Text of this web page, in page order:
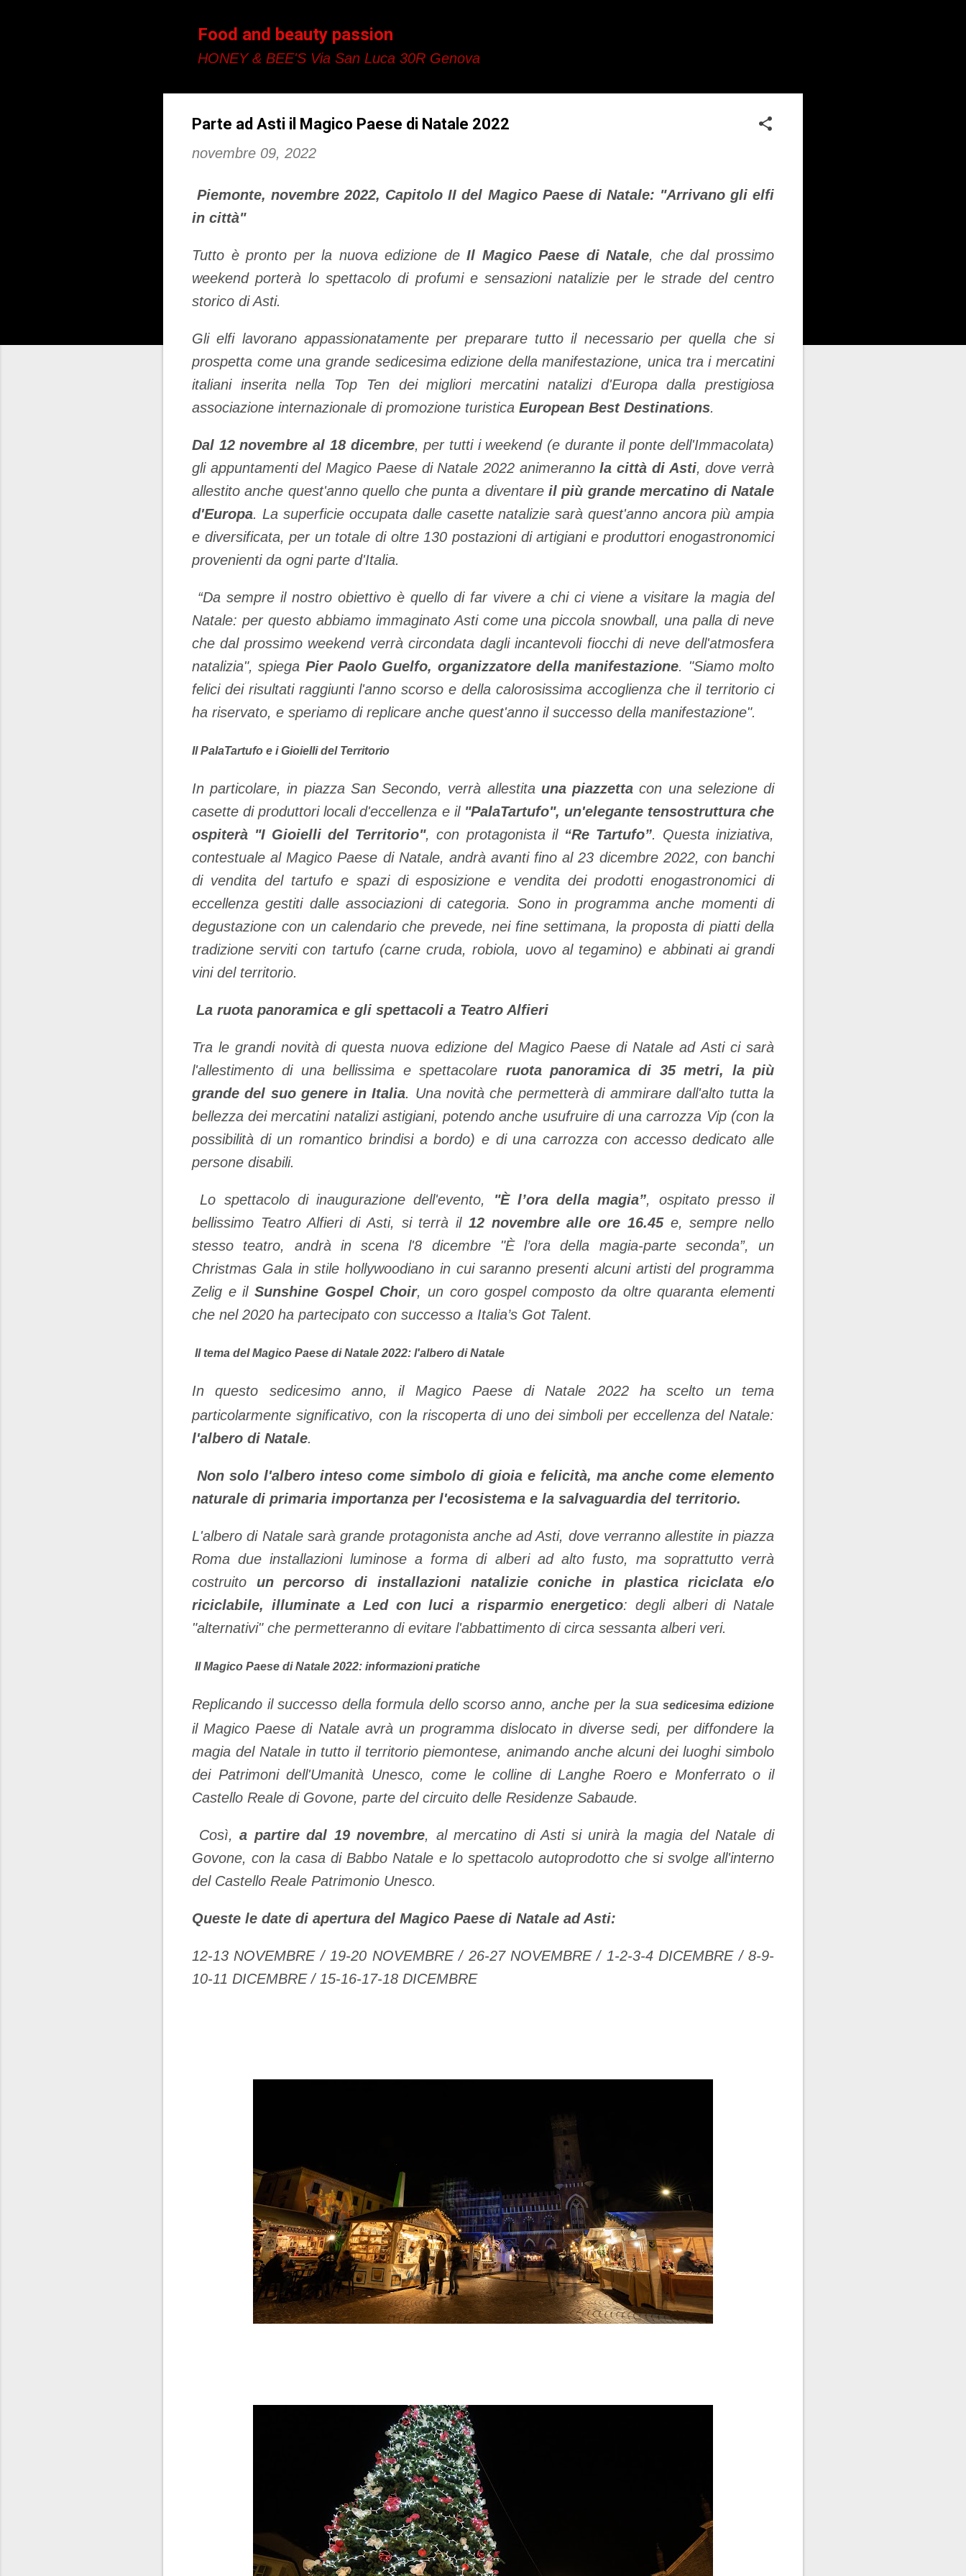
Food and beauty passion
HONEY & BEE'S Via San Luca 30R Genova
Parte ad Asti il Magico Paese di Natale 2022
novembre 09, 2022
Piemonte, novembre 2022, Capitolo II del Magico Paese di Natale: "Arrivano gli elfi
in città"
Tutto è pronto per la nuova edizione deIl Magico Paese di Natale, che dal prossimo
weekend porterà lo spettacolo di profumi e sensazioni natalizie per le strade del centro
storico di Asti.
Gli elfi lavorano appassionatamente per preparare tutto il necessario per quella che si
prospetta come una grande sedicesima edizione della manifestazione, unica tra i mercatini
italiani inserita nella Top Ten dei migliori mercatini natalizi d'Europa dalla prestigiosa
associazione internazionale di promozione turistica European Best Destinations.
Dal 12 novembre al 18 dicembre, per tutti i weekend (e durante il ponte dell'Immacolata)
gli appuntamenti del Magico Paese di Natale 2022 animerannola città di Asti, dove verrà
allestito anche quest'anno quello che punta a diventareil più grande mercatino di Natale
d'Europa. La superficie occupata dalle casette natalizie sarà quest'anno ancora più ampia
e diversificata, per un totale di oltre 130 postazioni di artigiani e produttori enogastronomici
provenienti da ogni parte d'Italia.
“Da sempre il nostro obiettivo è quello di far vivere a chi ci viene a visitare la magia del
Natale: per questo abbiamo immaginato Asti come una piccola snowball, una palla di neve
che dal prossimo weekend verrà circondata dagli incantevoli fiocchi di neve dell'atmosfera
natalizia", spiega Pier Paolo Guelfo, organizzatore della manifestazione. "Siamo molto
felici dei risultati raggiunti l'anno scorso e della calorosissima accoglienza che il territorio ci
ha riservato, e speriamo di replicare anche quest'anno il successo della manifestazione".
Il PalaTartufo e i Gioielli del Territorio
In particolare, in piazza San Secondo, verrà allestita una piazzetta con una selezione di
casette di produttori locali d'eccellenza e il"PalaTartufo", un'elegante tensostruttura che
ospiterà "I Gioielli del Territorio", con protagonista il “Re Tartufo”. Questa iniziativa,
contestuale al Magico Paese di Natale, andrà avanti fino al 23 dicembre 2022, con banchi
di vendita del tartufo e spazi di esposizione e vendita dei prodotti enogastronomici di
eccellenza gestiti dalle associazioni di categoria. Sono in programma anche momenti di
degustazione con un calendario che prevede, nei fine settimana, la proposta di piatti della
tradizione serviti con tartufo (carne cruda, robiola, uovo al tegamino) e abbinati ai grandi
vini del territorio.
La ruota panoramica e gli spettacoli a Teatro Alfieri
Tra le grandi novità di questa nuova edizione del Magico Paese di Natale ad Asti ci sarà
l'allestimento di una bellissima e spettacolare ruota panoramica di 35 metri, la più
grande del suo genere in Italia. Una novità che permetterà di ammirare dall'alto tutta la
bellezza dei mercatini natalizi astigiani, potendo anche usufruire di una carrozza Vip (con la
possibilità di un romantico brindisi a bordo) e di una carrozza con accesso dedicato alle
persone disabili.
Lo spettacolo di inaugurazione dell'evento, "È l’ora della magia”, ospitato presso il
bellissimo Teatro Alfieri di Asti, si terrà il12 novembre alle ore 16.45 e, sempre nello
stesso teatro, andrà in scena l'8 dicembre "È l’ora della magia-parte seconda”, un
Christmas Gala in stile hollywoodiano in cui saranno presenti alcuni artisti del programma
Zelig e ilSunshine Gospel Choir, un coro gospel composto da oltre quaranta elementi
che nel 2020 ha partecipato con successo a Italia’s Got Talent.
Il tema del Magico Paese di Natale 2022: l'albero di Natale
In questo sedicesimo anno, il Magico Paese di Natale 2022 ha scelto un tema
particolarmente significativo, con la riscoperta di uno dei simboli per eccellenza del Natale:
l'albero di Natale.
Non solo l'albero inteso come simbolo di gioia e felicità, ma anche come elemento
naturale di primaria importanza per l'ecosistema e la salvaguardia del territorio.
L'albero di Natale sarà grande protagonista anche ad Asti, dove verranno allestite in piazza
Roma due installazioni luminose a forma di alberi ad alto fusto, ma soprattutto verrà
costruito un percorso di installazioni natalizie coniche in plastica riciclata e/o
riciclabile, illuminate a Led con luci a risparmio energetico: degli alberi di Natale
"alternativi" che permetteranno di evitare l'abbattimento di circa sessanta alberi veri.
Il Magico Paese di Natale 2022: informazioni pratiche
Replicando il successo della formula dello scorso anno, anche per la suasedicesima edizione
il Magico Paese di Natale avrà un programma dislocato in diverse sedi, per diffondere la
magia del Natale in tutto il territorio piemontese, animando anche alcuni dei luoghi simbolo
dei Patrimoni dell'Umanità Unesco, come le colline di Langhe Roero e Monferrato o il
Castello Reale di Govone, parte del circuito delle Residenze Sabaude.
Così,a partire dal 19 novembre, al mercatino di Asti si unirà la magia del Natale di
Govone, con la casa di Babbo Natale e lo spettacolo autoprodotto che si svolge all'interno
del Castello Reale Patrimonio Unesco.
Queste le date di apertura del Magico Paese di Natale ad Asti:
12-13 NOVEMBRE / 19-20 NOVEMBRE / 26-27 NOVEMBRE / 1-2-3-4 DICEMBRE / 8-9-
10-11 DICEMBRE / 15-16-17-18 DICEMBRE